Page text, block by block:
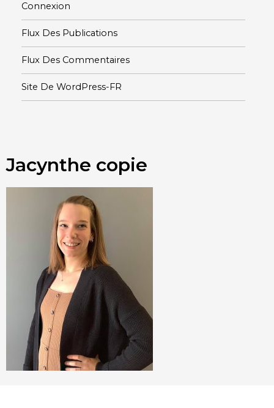
Connexion
Flux Des Publications
Flux Des Commentaires
Site De WordPress-FR
Jacynthe copie